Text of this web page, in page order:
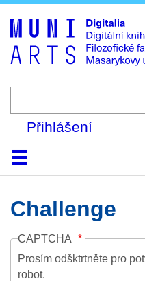
Přihlášení
DomůKolekce
Prohlížení
Vyhledávání
O platformě
Challenge
CAPTCHA
Prosím odšktrtněte pro
robot.